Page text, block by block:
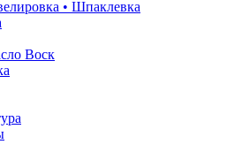
• Шпаклевка
Воск